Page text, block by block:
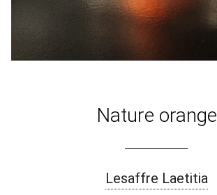
Nature orange
Lesaffre Laetitia